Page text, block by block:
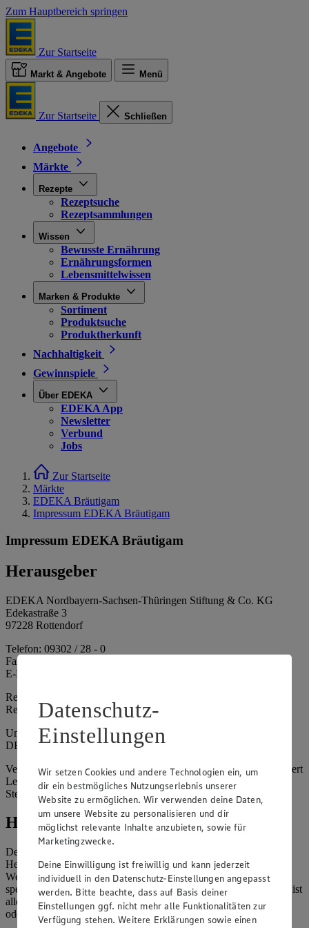
Zum Hauptbereich springen
Zur Startseite
Markt & Angebote Menü
Zur Startseite Schließen
Angebote
Märkte
Rezepte
Rezeptsuche
Rezeptsammlungen
Wissen
Bewusste Ernährung
Ernährungsformen
Lebensmittelwissen
Marken & Produkte
Sortiment
Produktsuche
Produktherkunft
Nachhaltigkeit
Gewinnspiele
Über EDEKA
EDEKA App
Newsletter
Verbund
Jobs
Zur Startseite
Märkte
EDEKA Bräutigam
Impressum EDEKA Bräutigam
Impressum EDEKA Bräutigam
Herausgeber
EDEKA Nordbayern-Sachsen-Thüringen Stiftung & Co. KG
Edekastraße 3
97228 Rottendorf
Telefon: 09302 / 28 - 0
Fax: 09302 / 28 - 214
E-Mail: info@edeka.de
Registergericht: Amtsgericht Würzburg
Registernummer: HRA 6164
Umsatzsteuer-Identifikationsnummer gem. § 27a UStG:
DE261968694
Vertretungsberechtigte: Sebastian Kohrmann (Geschäftsführer), Gert
Lehmann (Geschäftsführer), Christian Remy (Geschäftsführer),
Stefan Legat (Vorstandsvorsitzender)
Hinweise
Der Inhalt dieser Website ist urheberrechtlich geschützt. Der
Herausgeber gewährt Ihnen jedoch das Recht, den auf dieser
Website bereitgestellten Text ganz oder ausschnittsweise zu
speichern und zu vervielfältigen. Aus Gründen des Urheberrechts ist
allerdings die Speicherung und Vervielfältigung von Bildmaterial
oder Grafiken aus dieser Website nicht gestattet.
Datenschutz-
Einstellungen
Wir setzen Cookies und andere Technologien ein, um
dir ein bestmögliches Nutzungserlebnis unserer
Website zu ermöglichen. Wir verwenden deine Daten,
um unsere Website zu personalisieren und dir
möglichst relevante Inhalte anzubieten, sowie für
Marketingzwecke.
Deine Einwilligung ist freiwillig und kann jederzeit
individuell in den Datenschutz-Einstellungen angepasst
werden. Bitte beachte, dass auf Basis deiner
Einstellungen ggf. nicht mehr alle Funktionalitäten zur
Verfügung stehen. Weitere Erklärungen sowie einen